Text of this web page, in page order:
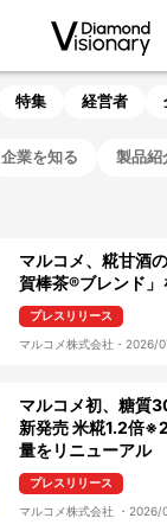
特集 経営者
企業を知る 製品紹
マルコメ、糀甘酒
賀棒茶®ブレンド」
プレスリリース
マルコメ株式会社 ・ 2026/
マルコメ初、糖質
新発売 米糀1.2倍
量をリニューアル
プレスリリース
マルコメ株式会社
・ 2026/